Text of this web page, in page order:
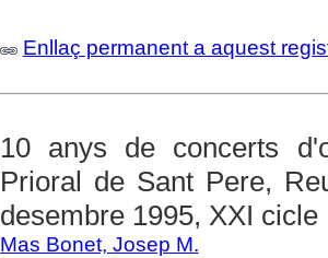
Enllaç permanent a aquest
10 anys de concerts
Prioral de Sant Pere,
desembre 1995, XXI cicle
Mas Bonet, Josep M.